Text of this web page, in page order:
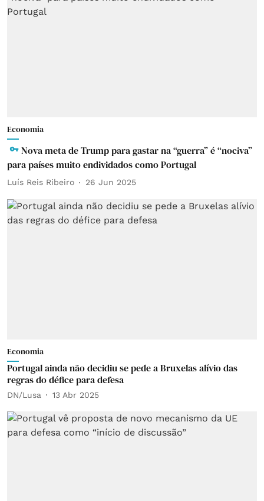
Economia
Nova meta de Trump para gastar na “guerra” é “nociva”
para países muito endividados como Portugal
Luís Reis Ribeiro 26 Jun 2025
Economia
Portugal ainda não decidiu se pede a Bruxelas alívio das
regras do défice para defesa
DN/Lusa 13 Abr 2025